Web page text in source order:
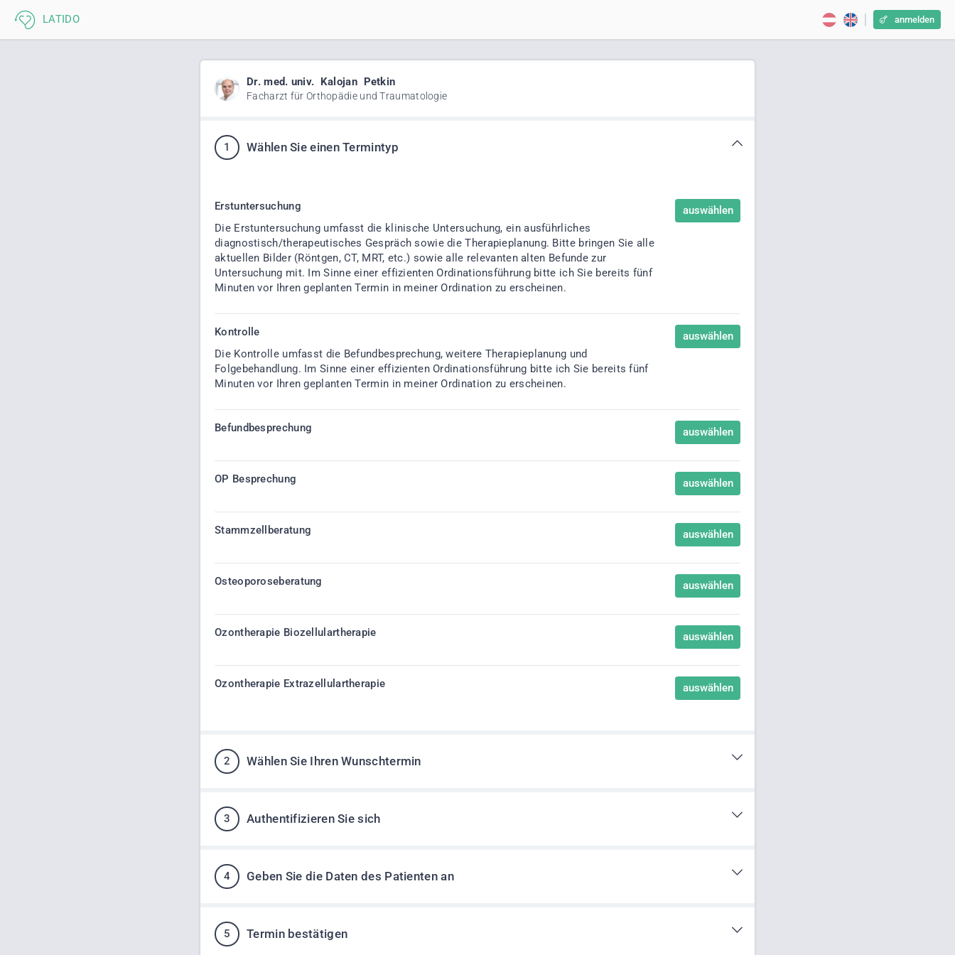
anmelden
Dr. med. univ. Kalojan Petkin
Facharzt für Orthopädie und Traumatologie
1 Wählen Sie einen Termintyp
Erstuntersuchung
Die Erstuntersuchung umfasst die klinische Untersuchung, ein ausführliches
diagnostisch/therapeutisches Gespräch sowie die Therapieplanung. Bitte bringen Sie alle
aktuellen Bilder (Röntgen, CT, MRT, etc.) sowie alle relevanten alten Befunde zur
Untersuchung mit. Im Sinne einer effizienten Ordinationsführung bitte ich Sie bereits fünf
Minuten vor Ihren geplanten Termin in meiner Ordination zu erscheinen.
auswählen
Kontrolle
Die Kontrolle umfasst die Befundbesprechung, weitere Therapieplanung und
Folgebehandlung. Im Sinne einer effizienten Ordinationsführung bitte ich Sie bereits fünf
Minuten vor Ihren geplanten Termin in meiner Ordination zu erscheinen.
auswählen
Befundbesprechung auswählen
OP Besprechung auswählen
Stammzellberatung auswählen
Osteoporoseberatung auswählen
Ozontherapie Biozellulartherapie auswählen
Ozontherapie Extrazellulartherapie auswählen
2 Wählen Sie Ihren Wunschtermin
3 Authentifizieren Sie sich
4 Geben Sie die Daten des Patienten an
5 Termin bestätigen